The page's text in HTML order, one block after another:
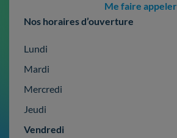
Me faire appeler
Nos horaires d’ouverture
Lundi
Mardi
Mercredi
Jeudi
Vendredi